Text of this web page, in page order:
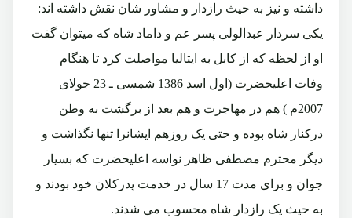
داشته و نیز به حیث رازدار و مشاور شان نقش داشته اند:
یکی سردار عبدالولی پسر عم و داماد شاه که میتوان گفت
او از لحظه که از کابل به ایتالیا مواصلت کرد تا هنگام
وفات اعلیحضرت (اول اسد 1386 شمسی ـ 23 جولای
2007م ) هم در مهاجرت و هم بعد از برگشت به وطن
درکنار شاه بوده و حتی یک روزهم ایشانرا تنها نگذاشت و
دیگر محترم مصطفی ظاهر نواسه اعلیحضرت که بسیار
جوان و برای مدت 17 سال در خدمت پدرکلان خود بودند و
به حیث یک رازدار شاه محسوب می شدند.